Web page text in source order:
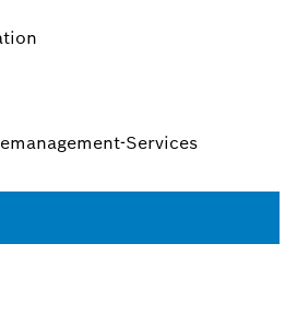
Services